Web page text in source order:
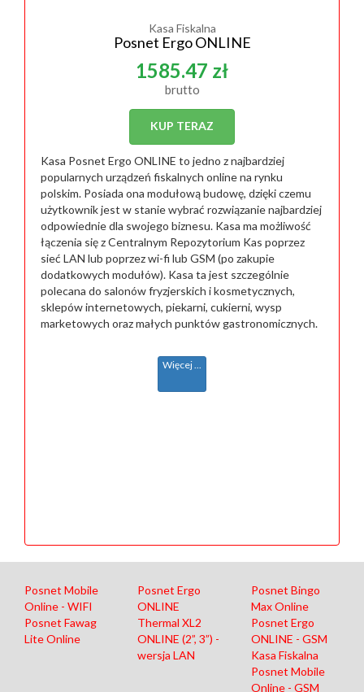
Kasa Fiskalna
Posnet Ergo ONLINE
1585.47 zł
brutto
KUP TERAZ
Kasa Posnet Ergo ONLINE to jedno z najbardziej
popularnych urządzeń fiskalnych online na rynku
polskim. Posiada ona modułową budowę, dzięki czemu
użytkownik jest w stanie wybrać rozwiązanie najbardziej
odpowiednie dla swojego biznesu. Kasa ma możliwość
łączenia się z Centralnym Repozytorium Kas poprzez
sieć LAN lub poprzez wi-fi lub GSM (po zakupie
dodatkowych modułów). Kasa ta jest szczególnie
polecana do salonów fryzjerskich i kosmetycznych,
sklepów internetowych, piekarni, cukierni, wysp
marketowych oraz małych punktów gastronomicznych.
Więcej ...
Posnet Mobile
Online - WIFI
Posnet Ergo
ONLINE
Posnet Bingo
Max Online
Posnet Fawag
Lite Online
Thermal XL2
ONLINE (2”, 3”) -
wersja LAN
Posnet Ergo
ONLINE - GSM
Kasa Fiskalna
Posnet Mobile
Online - GSM